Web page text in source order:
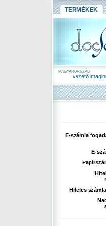
TERMÉKEK
MAGYARORSZÁG
vezető
E-számla
E-
Hiteles